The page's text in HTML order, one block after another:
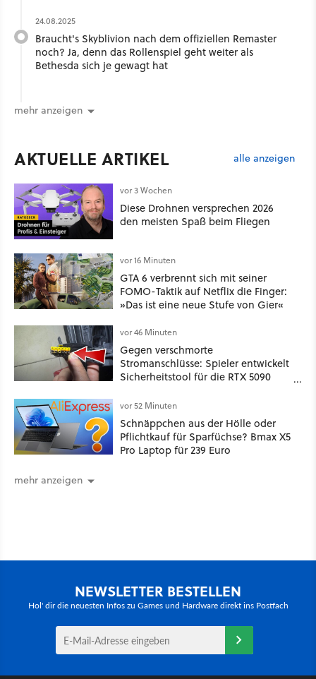
24.08.2025
Braucht's Skyblivion nach dem offiziellen Remaster
noch? Ja, denn das Rollenspiel geht weiter als
Bethesda sich je gewagt hat
mehr anzeigen
AKTUELLE ARTIKEL alle anzeigen
vor 3 Wochen
Diese Drohnen versprechen 2026
den meisten Spaß beim Fliegen
vor 16 Minuten
GTA 6 verbrennt sich mit seiner
FOMO-Taktik auf Netflix die Finger:
»Das ist eine neue Stufe von Gier«
vor 46 Minuten
Gegen verschmorte
Stromanschlüsse: Spieler entwickelt
Sicherheitstool für die RTX 5090
Verfügung
vor 52 Minuten
Schnäppchen aus der Hölle oder
Pflichtkauf für Sparfüchse? Bmax X5
Pro Laptop für 239 Euro
mehr anzeigen
NEWSLETTER BESTELLEN
Hol' dir die neuesten Infos zu Games und Hardware direkt ins Postfach